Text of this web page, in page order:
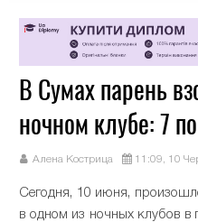
В Сумах парень
ночном клубе: 7
Алена Кострица 11:09, 10
Сегодня, 10 июня,
в одном из ночных клубов в